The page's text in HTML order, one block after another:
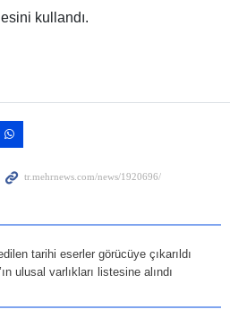
kullandı.
tarihi eserler görücüye çıkarıldı
ulusal varlıkları listesine alındı